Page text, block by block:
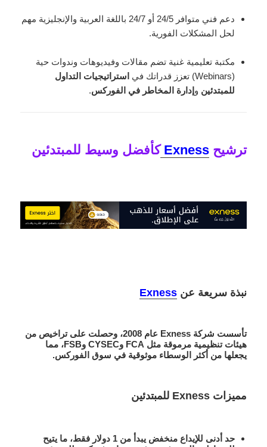
دعم فني متوافر 24/5 أو 24/7 باللغة العربية والإنجليزية مهم
لحل المشكلات الفورية.
مكتبة تعليمية غنية تضم مقالات وفيديوهات وندوات حية
(Webinars) تعزز قدراتك في
استراتيجيات التداول
للمبتدئين و إدارة المخاطر في الفوركس.
ترشيحExness كأفضل وسيط للمبتدئين
نبذة سريعة عنExness
تأسست شركة Exness عام 2008، وحصلت على تراخيص من
هيئات تنظيمية مرموقة مثل FCA وCYSEC وFSB، مما
يجعلها من أكثر الوسطاء موثوقية في سوق الفوركس.
مميزات Exness للمبتدئين
حد أدنى للإيداع منخفض
يبدأ من 1 دولار فقط، ما يتيح